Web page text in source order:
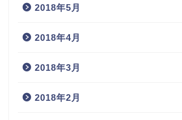
2018年5月
2018年4月
2018年3月
2018年2月